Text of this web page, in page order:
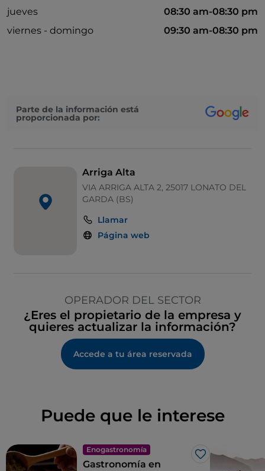
Zona de fumadores
jueves
08:30 am-08:30 pm
viernes - domingo
09:30 am-08:30 pm
Parte de la información está
proporcionada por:
Arriga Alta
VIA ARRIGA ALTA 2, 25017 LONATO DEL
GARDA (BS)
Llamar
Página web
OPERADOR DEL SECTOR
¿Eres el propietario de la empresa y
quieres actualizar la información?
Accede a tu área reservada
Puede que le interese
Enogastronomía
Me gusta
Gastronomía en